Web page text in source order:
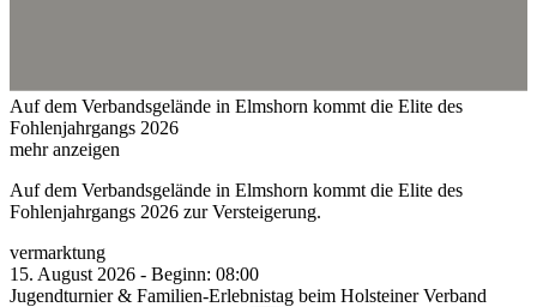
Auf dem Verbandsgelände in Elmshorn kommt die Elite des
Fohlenjahrgangs 2026
mehr anzeigen
Auf dem Verbandsgelände in Elmshorn kommt die Elite des
Fohlenjahrgangs 2026 zur Versteigerung.
vermarktung
15. August 2026 - Beginn: 08:00
Jugendturnier & Familien-Erlebnistag beim Holsteiner Verband